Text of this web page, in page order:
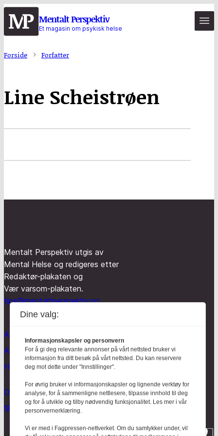
Hopp
til
hovedinnhold
Mentalt Perspektiv
Et magasin om psykisk helse
Forside Forfatter
Line Scheistrøen
Mentalt Perspektiv utgis av
Mental Helse og redigeres etter
Redaktør-plakaten og
Vær varsom-plakaten.
tips@mentaltperspektiv.no
Aktuelt
Anmeldt
Hodebry
Om oss
Skrive for Hodebry
Dine valg:
Informasjonskapsler og personvern
For å gi deg relevante annonser på vårt nettsted bruker vi
informasjon fra ditt besøk på vårt nettsted. Du kan reservere
deg mot dette under "Innstillinger".
For øvrig bruker vi informasjonskapsler og lignende verktøy for
analyse, for å sammenligne nettlesere, tilpasse innhold til deg
og for å utvikle og tilby nødvendig funksjonalitet. Les mer i vår
personvernerklæring.
Vi er med i Fagpressen-nettverket. Om du samtykker under, vil